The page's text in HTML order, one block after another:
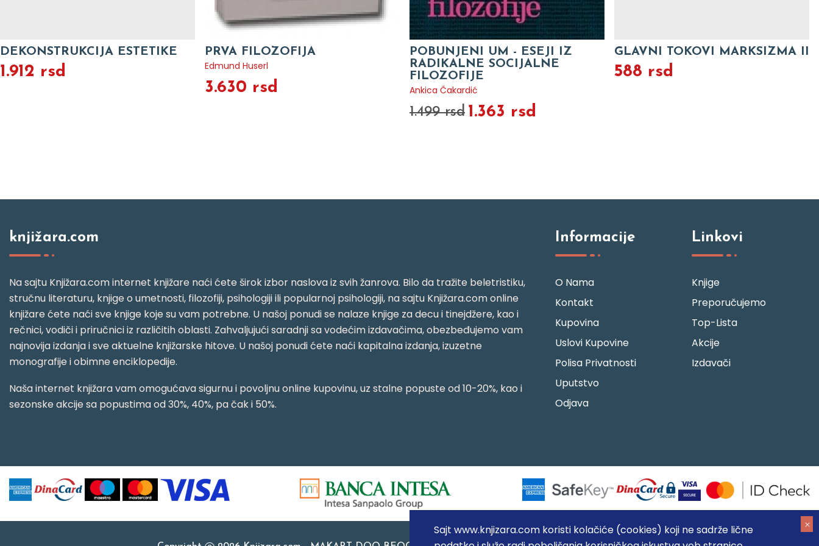
Sajt www.knjizara.com koristi kolačiće (cookies) koji ne sadrže lične
DEKONSTRUKCIJA ESTETIKE
1.912 rsd
PRVA FILOZOFIJA
Edmund Huserl
3.630 rsd
POBUNJENI UM - ESEJI IZ
RADIKALNE SOCIJALNE
FILOZOFIJE
Ankica Čakardić
1.499 rsd 1.363 rsd
GLAVNI TOKOVI MARKSIZMA II
588 rsd
knjižara.com
Na sajtu Knjižara.com internet knjižare naći ćete širok izbor naslova iz svih žanrova. Bilo da tražite beletristiku,
stručnu literaturu, knjige o umetnosti, filozofiji, psihologiji ili popularnoj psihologiji, na sajtu Knjižara.com online
knjižare ćete naći sve knjige koje su vam potrebne. U našoj ponudi se nalaze knjige za decu i tinejdžere, kao i
rečnici, vodiči i priručnici iz različitih oblasti. Zahvaljujući saradnji sa vodećim izdavačima, obezbeđujemo vam
najnovija izdanja i sve aktuelne knjižarske hitove. U našoj ponudi ćete naći kapitalna izdanja, izuzetne
monografije i obimne enciklopedije.
Naša internet knjižara vam omogućava sigurnu i povoljnu online kupovinu, uz stalne popuste od 10-20%, kao i
sezonske akcije sa popustima od 30%, 40%, pa čak i 50%.
Informacije
O Nama
Kontakt
Kupovina
Uslovi Kupovine
Polisa Privatnosti
Uputstvo
Odjava
Linkovi
Knjige
Preporučujemo
Top-Lista
Akcije
Izdavači